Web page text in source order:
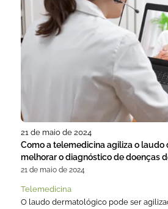
21 de maio de 2024
Como a telemedicina agiliza o
melhorar o diagnóstico de doenças
21 de maio de 2024
Telemedicina
O laudo dermatológico pode ser